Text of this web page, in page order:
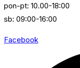
pon-pt: 10.00-18:00
sb: 09:00-16:00
Facebook